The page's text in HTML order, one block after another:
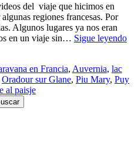
del viaje que hicimos en
regiones francesas. Por
Algunos lugares ya nos eran
en un viaje sin… Sigue leyendo
en Francia, Auvernia, lac
Oradour sur Glane, Piu Mary, Puy
al paisje